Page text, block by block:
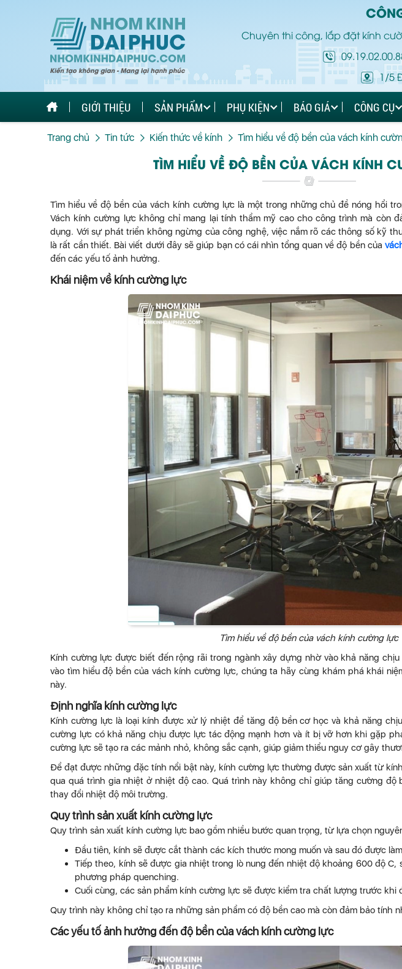
Chuyên thi công, lắp đặt kính
1/5
GIỚI THIỆU SẢN PHẨM PHỤ KIỆN BÁO GIÁ CÔNG CỤ
Trang chủ Tin tức Kiến thức về kính Tìm hiểu về độ bền của vách kính
TÌM HIỂU VỀ ĐỘ BỀN CỦA VÁCH KÍNH
Tìm hiểu về độ bền của vách kính cường lực là một trong những chủ đề nóng hổi
Vách kính cường lực không chỉ mang lại tính thẩm mỹ cao cho công trình mà còn
dụng. Với sự phát triển không ngừng của công nghệ, việc nắm rõ các thông số kỹ
là rất cần thiết. Bài viết dưới đây sẽ giúp bạn có cái nhìn tổng quan về độ bền của
đến các yếu tố ảnh hưởng.
Khái niệm về kính cường lực
Tìm hiểu về độ bền của vách kính cường lực
Kính cường lực được biết đến rộng rãi trong ngành xây dựng nhờ vào khả năng
vào tìm hiểu độ bền của vách kính cường lực, chúng ta hãy cùng khám phá khái
này.
Định nghĩa kính cường lực
Kính cường lực là loại kính được xử lý nhiệt để tăng độ bền cơ học và khả năng
cường lực có khả năng chịu được lực tác động mạnh hơn và ít bị vỡ hơn khi gặp
cường lực sẽ tạo ra các mảnh nhỏ, không sắc cạnh, giúp giảm thiểu nguy cơ gây
Để đạt được những đặc tính nổi bật này, kính cường lực thường được sản xuất từ
qua quá trình gia nhiệt ở nhiệt độ cao. Quá trình này không chỉ giúp tăng cường độ
thay đổi nhiệt độ môi trường.
Quy trình sản xuất kính cường lực
Quy trình sản xuất kính cường lực bao gồm nhiều bước quan trọng, từ lựa chọn
Đầu tiên, kính sẽ được cắt thành các kích thước mong muốn và sau đó được
Tiếp theo, kính sẽ được gia nhiệt trong lò nung đến nhiệt độ khoảng 600 độ C,
phương pháp quenching.
Cuối cùng, các sản phẩm kính cường lực sẽ được kiểm tra chất lượng trước khi
Quy trình này không chỉ tạo ra những sản phẩm có độ bền cao mà còn đảm bảo tính
Các yếu tố ảnh hưởng đến độ bền của vách kính cường lực